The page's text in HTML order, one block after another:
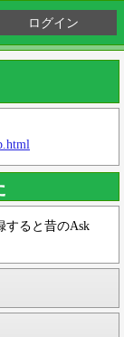
ログイン
すると昔のAsk